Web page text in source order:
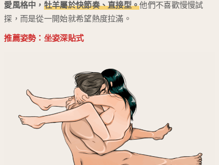
愛風格中， 牡羊屬於快節奏、直接型。他們不喜歡慢慢試
探，而是從一開始就希望熱度拉滿。
推薦姿勢：坐姿深貼式